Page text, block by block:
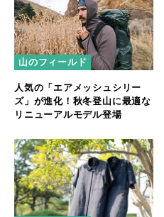
山のフィールド
人気の「エアメッシュシリー
ズ」が進化！秋冬登山に最適な
リニューアルモデル登場